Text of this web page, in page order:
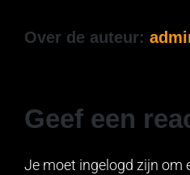
Over de auteur:
Geef een
Je moet ingelogd zijn om